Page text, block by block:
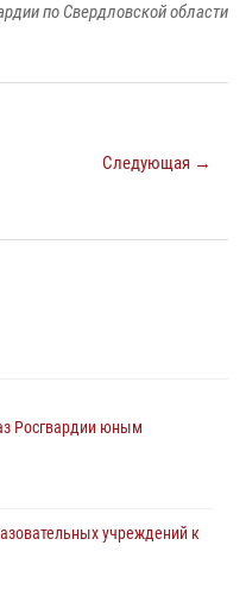
по Свердловской области
Следующая →
Росгвардии юным
учреждений к